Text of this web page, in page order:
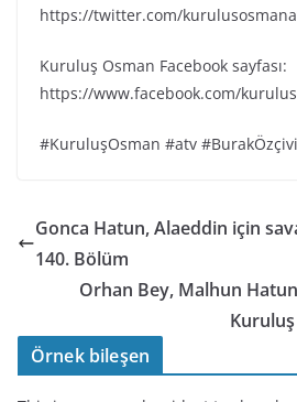
https://twitter.com/
Kuruluş Osman Facebook sayfası:
https://www.facebook.com/
#KuruluşOsman #atv
Gonca Hatun, Alaeddin için
140. Bölüm
Orhan Bey, Malhun
Örnek bileşen